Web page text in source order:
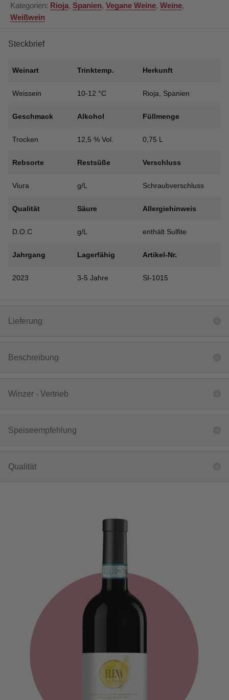
Rioja
-
Trocken
Menge
Kategorien: Rioja, Spanien, Vegane Weine, Weine,
Weißwein
Steckbrief
Weinart Trinktemp. Herkunft
Weissein 10-12 °C Rioja, Spanien
Geschmack Alkohol Füllmenge
Trocken 12,5 % Vol. 0,75 L
Rebsorte Restsüße Verschluss
Viura g/L Schraubverschluss
Qualität Säure Allergiehinweis
D.O.C g/L enthält Sulfite
Jahrgang Lagerfähig Artikel-Nr.
2023 3-5 Jahre SI-1015
Lieferung
Beschreibung
Winzer - Vertrieb
Speiseempfehlung
Qualität